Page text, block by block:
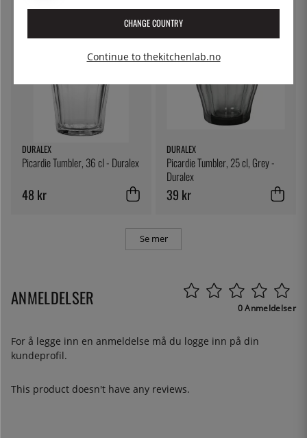
DURALEX
Picardie Tumbler, 36 cl - Duralex
48 kr
DURALEX
Picardie Tumbler, 25 cl, Grey -
Duralex
39 kr
Se mer
ANMELDELSER 0 Anmeldelser
For å legge inn en anmeldelse må du logge inn på din
kundeprofil.
This product doesn't have any reviews.
CHANGE COUNTRY
Continue to thekitchenlab.no